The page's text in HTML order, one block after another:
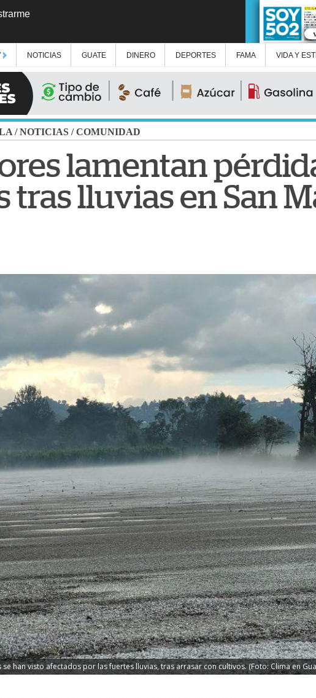
NOTICIAS GUATE DINERO DEPORTES FAMA VIDA Y
/NOTICIAS /COMUNIDAD
lamentan
tras lluvias en San
han visto afectados por las fuertes lluvias, tras arrasar con cultivos. (Foto: Clima en